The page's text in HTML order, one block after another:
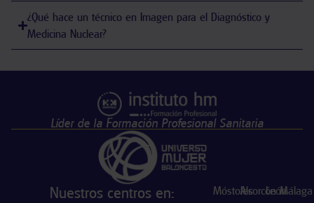
¿Qué hace un técnico en Imagen para el Diagnóstico y
Medicina Nuclear?
Líder de la Formación Profesional Sanitaria
Nuestros centros en: MóstolesAlcorcónLeónMálaga